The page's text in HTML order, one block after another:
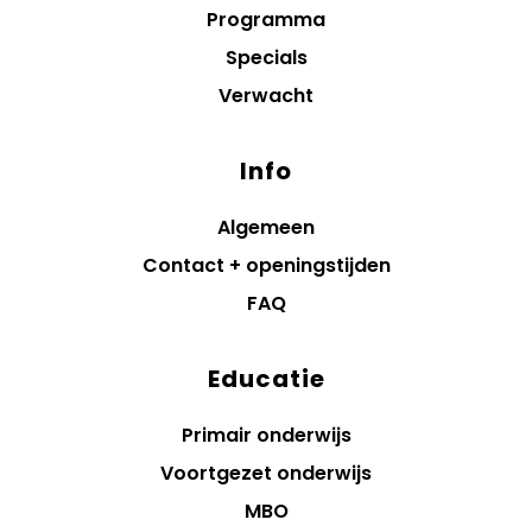
Programma
Specials
Verwacht
Info
Algemeen
Contact + openingstijden
FAQ
Educatie
Primair onderwijs
Voortgezet onderwijs
MBO